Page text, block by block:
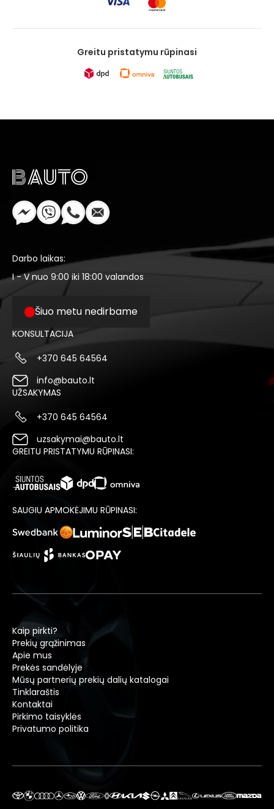
Greitu pristatymu rūpinasi
Darbo laikas:
I - V nuo 9:00 iki 18:00 valandos
Šiuo metu nedirbame
KONSULTACIJA
+370 645 64564
info@bauto.lt
UŽSAKYMAS
+370 645 64564
uzsakymai@bauto.lt
GREITU PRISTATYMU RŪPINASI:
SAUGIU APMOKĖJIMU RŪPINASI:
Kaip pirkti?
Prekių grąžinimas
Apie mus
Prekės sandėlyje
Mūsų partnerių prekių dalių katalogai
Tinklaraštis
Kontaktai
Pirkimo taisyklės
Privatumo politika